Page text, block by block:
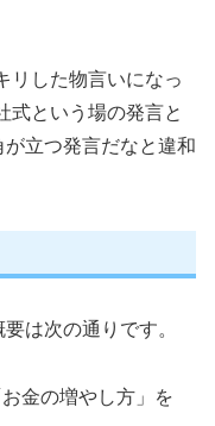
リした物言いになっ
式という場の発言と
立つ発言だなと違和
は次の通りです。
金の増やし方」を